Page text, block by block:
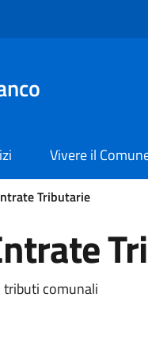
Vivere il
Tributarie
tributi comunali